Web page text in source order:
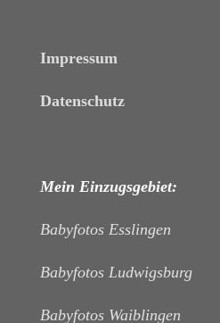
Impressum
Datenschutz
Mein Einzugsgebiet:
Babyfotos Esslingen
Babyfotos Ludwigsburg
Babyfotos Waiblingen